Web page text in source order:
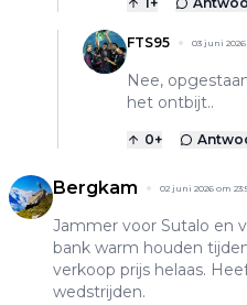
FTS95 03 juni 2026
Nee,
het ontbijt..
0+
Bergkam 02 juni 2026 om
Jammer voor Sutalo en
bank warm houden
verkoop prijs helaas.
wedstrijden.